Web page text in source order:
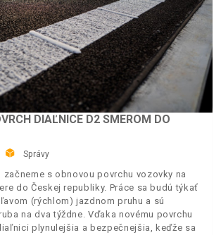
DIAĽNICE D2 SMEROM DO
Správy
začneme s obnovou povrchu vozovky na
do Českej republiky. Práce sa budú týkať
(rýchlom) jazdnom pruhu a sú
na dva týždne. Vďaka novému povrchu
plynulejšia a bezpečnejšia, keďže sa